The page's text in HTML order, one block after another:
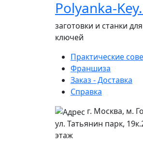
Polyanka-
заготовки и станки
ключей
Практические
Франшиза
Заказ - Доставка
Справка
г. Москва, м.
ул. Татьянин парк,
этаж